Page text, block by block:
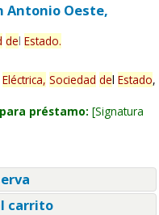
Antonio Oeste,
del Estado.
Eléctrica, Sociedad del Estado,
préstamo: Signatura
carrito